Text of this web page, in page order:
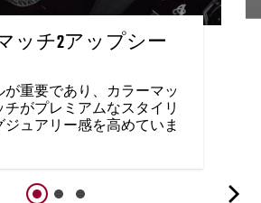
ッチ2アップシー
が重要であり、カラーマッ
チがプレミアムなスタイリ
ジュアリー感を高めていま